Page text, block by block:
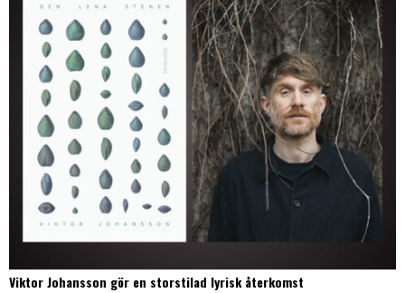
Viktor Johansson gör en storstilad lyrisk återkomst